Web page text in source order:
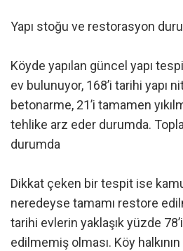
Yapı stoğu ve restorasyon
Köyde yapılan güncel yapı
ev bulunuyor, 168’i tarihi yapı
betonarme, 21’i tamamen
tehlike arz eder durumda.
durumda
Dikkat çeken bir tespit ise kamu
neredeyse tamamı restore
tarihi evlerin yaklaşık yüzde
edilmemiş olması. Köy